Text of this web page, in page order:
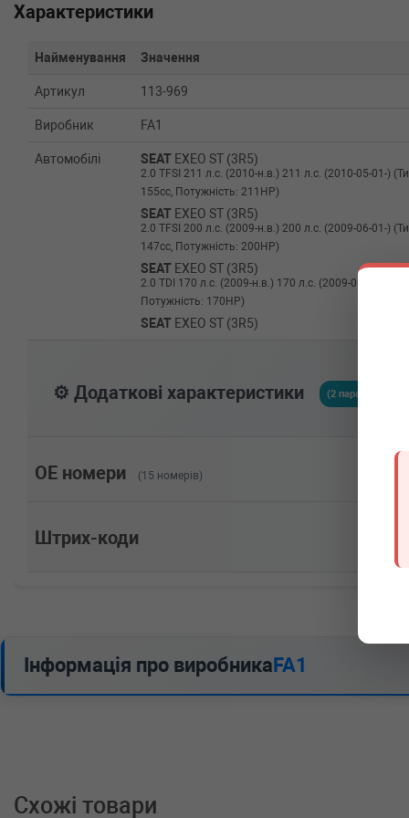
Характеристики
Найменування Значення
Артикул 113-969
Виробник FA1
Автомобілі SEAT EXEO ST (3R5)
2.0 TFSI 211 л.с. (2010-н.в.) 211 л.с. (2010-05-01-)
155cc, Потужність: 211HP)
SEAT EXEO ST (3R5)
2.0 TFSI 200 л.с. (2009-н.в.) 200 л.с. (2009-06-01-)
147cc, Потужність: 200HP)
SEAT EXEO ST (3R5)
2.0 TDI 170 л.с. (2009-н.в.) 170 л.с. (2009-05-01-)
Потужність: 170HP)
SEAT EXEO ST (3R5)
2.0 TDI 120 л.с. (2009-н.в.) 120 л.с. (2009-07-01-)
1.8 TSI 120 л.с. (2010-н.в.) 120 л.с. (2010-09-01-)
2.0 TFSI 211 л.с. (2010-н.в.) 211 л.с. (2010-05-01-)
⚙️ Додаткові характеристики (2 параметрів)
OE номери (15 номерів)
Штрих-коди
Інформація про виробникаFA1
Схожі товари